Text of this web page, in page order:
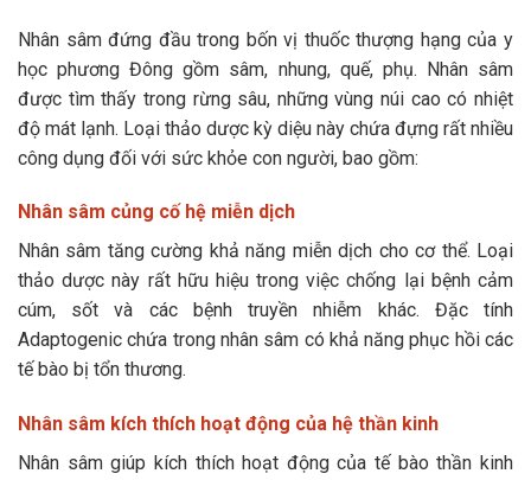
Nhân sâm đứng đầu trong bốn vị thuốc thượng hạng của y
học phương Đông gồm sâm, nhung, quế, phụ. Nhân sâm
được tìm thấy trong rừng sâu, những vùng núi cao có nhiệt
độ mát lạnh. Loại thảo dược kỳ diệu này chứa đựng rất nhiều
công dụng đối với sức khỏe con người, bao gồm:
Nhân sâm củng cố hệ miễn dịch
Nhân sâm tăng cường khả năng miễn dịch cho cơ thể. Loại
thảo dược này rất hữu hiệu trong việc chống lại bệnh cảm
cúm, sốt và các bệnh truyền nhiễm khác. Đặc tính
Adaptogenic chứa trong nhân sâm có khả năng phục hồi các
tế bào bị tổn thương.
Nhân sâm kích thích hoạt động của hệ thần kinh
Nhân sâm giúp kích thích hoạt động của tế bào thần kinh